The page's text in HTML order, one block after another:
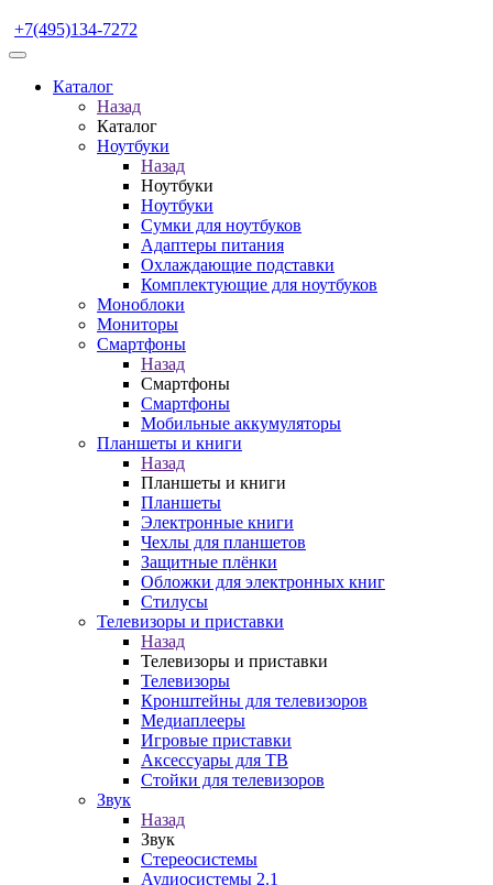
+7(495)134-7272
Каталог
Назад
Каталог
Ноутбуки
Назад
Ноутбуки
Ноутбуки
Сумки для ноутбуков
Адаптеры питания
Охлаждающие подставки
Комплектующие для ноутбуков
Моноблоки
Мониторы
Смартфоны
Назад
Смартфоны
Смартфоны
Мобильные аккумуляторы
Планшеты и книги
Назад
Планшеты и книги
Планшеты
Электронные книги
Чехлы для планшетов
Защитные плёнки
Обложки для электронных книг
Стилусы
Телевизоры и приставки
Назад
Телевизоры и приставки
Телевизоры
Кронштейны для телевизоров
Медиаплееры
Игровые приставки
Аксессуары для ТВ
Стойки для телевизоров
Звук
Назад
Звук
Стереосистемы
Аудиосистемы 2.1